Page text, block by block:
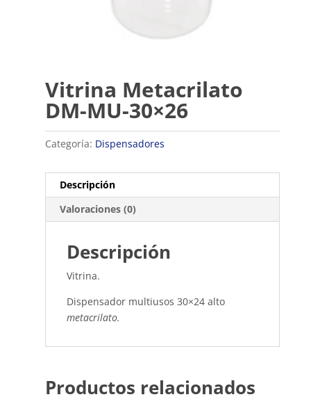
Vitrina Metacrilato
DM-MU-30×26
Categoría: Dispensadores
Descripción
Valoraciones (0)
Descripción
Vitrina.
Dispensador multiusos 30×24 alto
metacrilato.
Productos relacionados